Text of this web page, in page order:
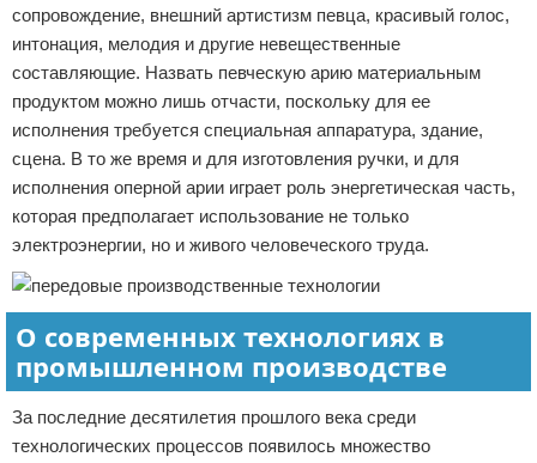
сопровождение, внешний артистизм певца, красивый голос,
интонация, мелодия и другие невещественные
составляющие. Назвать певческую арию материальным
продуктом можно лишь отчасти, поскольку для ее
исполнения требуется специальная аппаратура, здание,
сцена. В то же время и для изготовления ручки, и для
исполнения оперной арии играет роль энергетическая часть,
которая предполагает использование не только
электроэнергии, но и живого человеческого труда.
О современных технологиях в
промышленном производстве
За последние десятилетия прошлого века среди
технологических процессов появилось множество